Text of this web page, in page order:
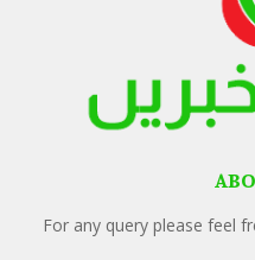
For any query please feel